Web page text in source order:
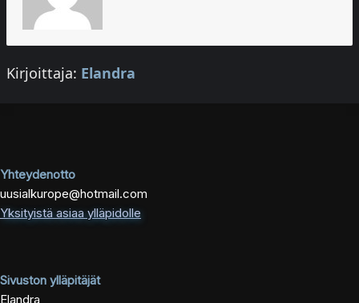
Kirjoittaja: Elandra
Yhteydenotto
uusialkurope@hotmail.com
Yksityistä asiaa ylläpidolle
Sivuston ylläpitäjät
Elandra